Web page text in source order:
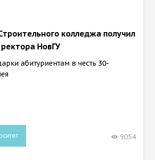
колледжа получил
НовГУ
абитуриентам в честь 30-
9054